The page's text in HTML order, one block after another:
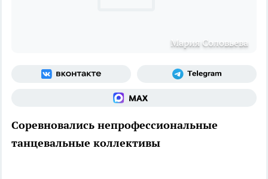
Мария Соловьева
Соревновались непрофессиональные
танцевальные коллективы